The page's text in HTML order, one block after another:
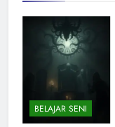
BELAJAR SENI